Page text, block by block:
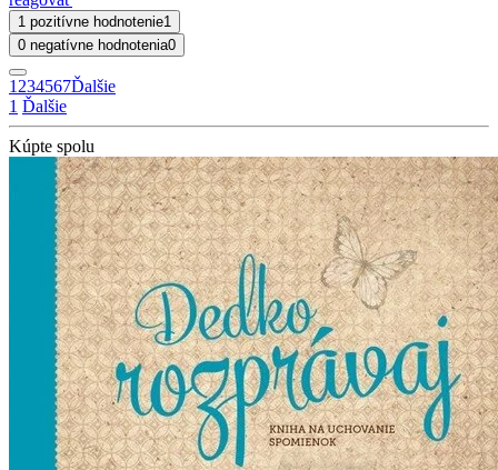
1 pozitívne hodnotenie1
0 negatívne hodnotenia0
1 234567Ďalšie
1 Ďalšie
Kúpte spolu